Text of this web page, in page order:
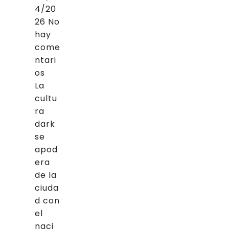
4/20
26 No
hay
come
ntari
os
La
cultu
ra
dark
se
apod
era
de la
ciuda
d con
el
naci